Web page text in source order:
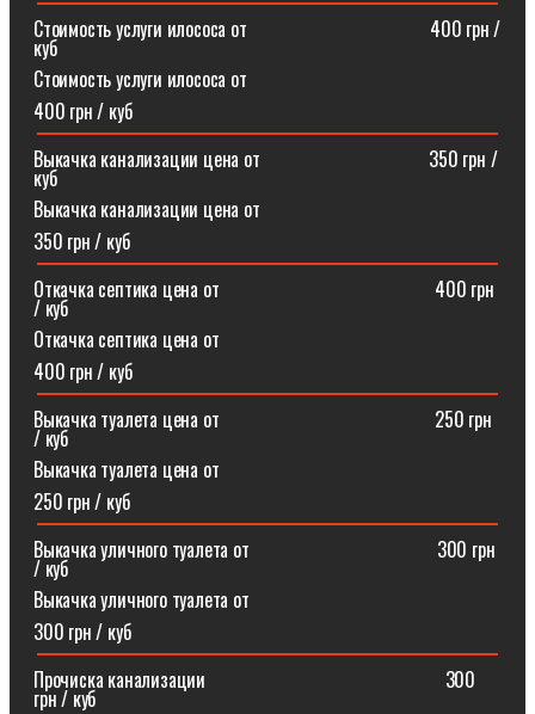
Стоимость услуги илососа от⠀⠀⠀⠀⠀⠀⠀⠀⠀⠀⠀⠀⠀400 грн /
куб
Стоимость услуги илососа от
400 грн / куб
Выкачка канализации цена от⠀⠀⠀⠀⠀⠀⠀⠀⠀⠀⠀⠀350 грн /
куб
Выкачка канализации цена от
350 грн / куб
Откачка септика цена от ⠀⠀⠀⠀⠀⠀⠀⠀⠀⠀⠀⠀⠀⠀⠀400 грн
/ куб
Откачка септика цена от
400 грн / куб
Выкачка туалета цена от ⠀⠀⠀⠀⠀⠀⠀⠀⠀⠀⠀⠀⠀⠀⠀250 грн
/ куб
Выкачка туалета цена от
250 грн / куб
Выкачка уличного туалета от ⠀⠀⠀⠀⠀⠀⠀⠀⠀⠀⠀⠀⠀300 грн
/ куб
Выкачка уличного туалета от
300 грн / куб
Прочиска канализации⠀⠀⠀⠀⠀⠀⠀⠀⠀⠀⠀⠀⠀⠀⠀⠀⠀300
грн / куб